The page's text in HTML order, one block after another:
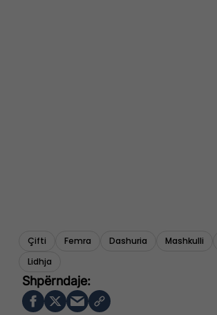
Çifti Femra Dashuria Mashkulli
Lidhja